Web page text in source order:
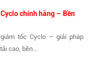
chính hãng – Bền
tốc Cyclo – giải pháp
cao, bền...